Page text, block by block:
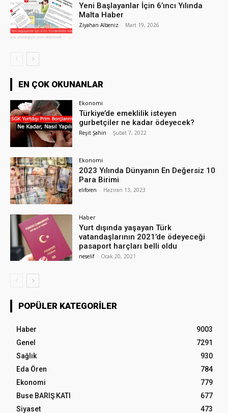
Yeni Başlayanlar İçin 6’ıncı Yılında
Malta Haber
Ziyahan Albeniz - Mart 19, 2026
EN ÇOK OKUNANLAR
Ekonomi
Türkiye’de emeklilik isteyen
gurbetçiler ne kadar ödeyecek?
Reşit Şahin - Şubat 7, 2022
Ekonomi
2023 Yılında Dünyanın En Değersiz 10
Para Birimi
eliforen - Haziran 13, 2023
Haber
Yurt dışında yaşayan Türk
vatandaşlarının 2021’de ödeyeceği
pasaport harçları belli oldu
neselif - Ocak 20, 2021
POPÜLER KATEGORILER
Haber
9003
Genel
7291
Sağlık
930
Eda Ören
784
Ekonomi
779
Buse BARIŞ KATI
677
Siyaset
473